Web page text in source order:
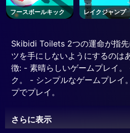
フースボールキック レイクジャンプ
Skibidi Toilets 2つの運命が指
ツを手にしないようにするのは
徴: - 素晴らしいゲームプレイ
ク。 - シンプルなゲームプレイ
プでプレイ。
さらに表示